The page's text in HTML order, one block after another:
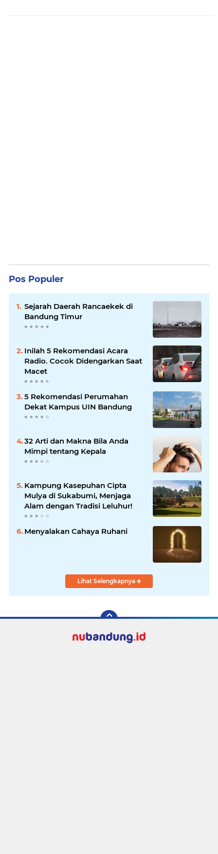
Pos Populer
Sejarah Daerah Rancaekek di
Bandung Timur
Inilah 5 Rekomendasi Acara
Radio. Cocok Didengarkan Saat
Macet
5 Rekomendasi Perumahan
Dekat Kampus UIN Bandung
32 Arti dan Makna Bila Anda
Mimpi tentang Kepala
Kampung Kasepuhan Cipta
Mulya di Sukabumi, Menjaga
Alam dengan Tradisi Leluhur!
Menyalakan Cahaya Ruhani
Lihat Selengkapnya